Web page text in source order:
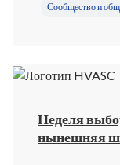
Сообщество и
Неделя
нынешняя